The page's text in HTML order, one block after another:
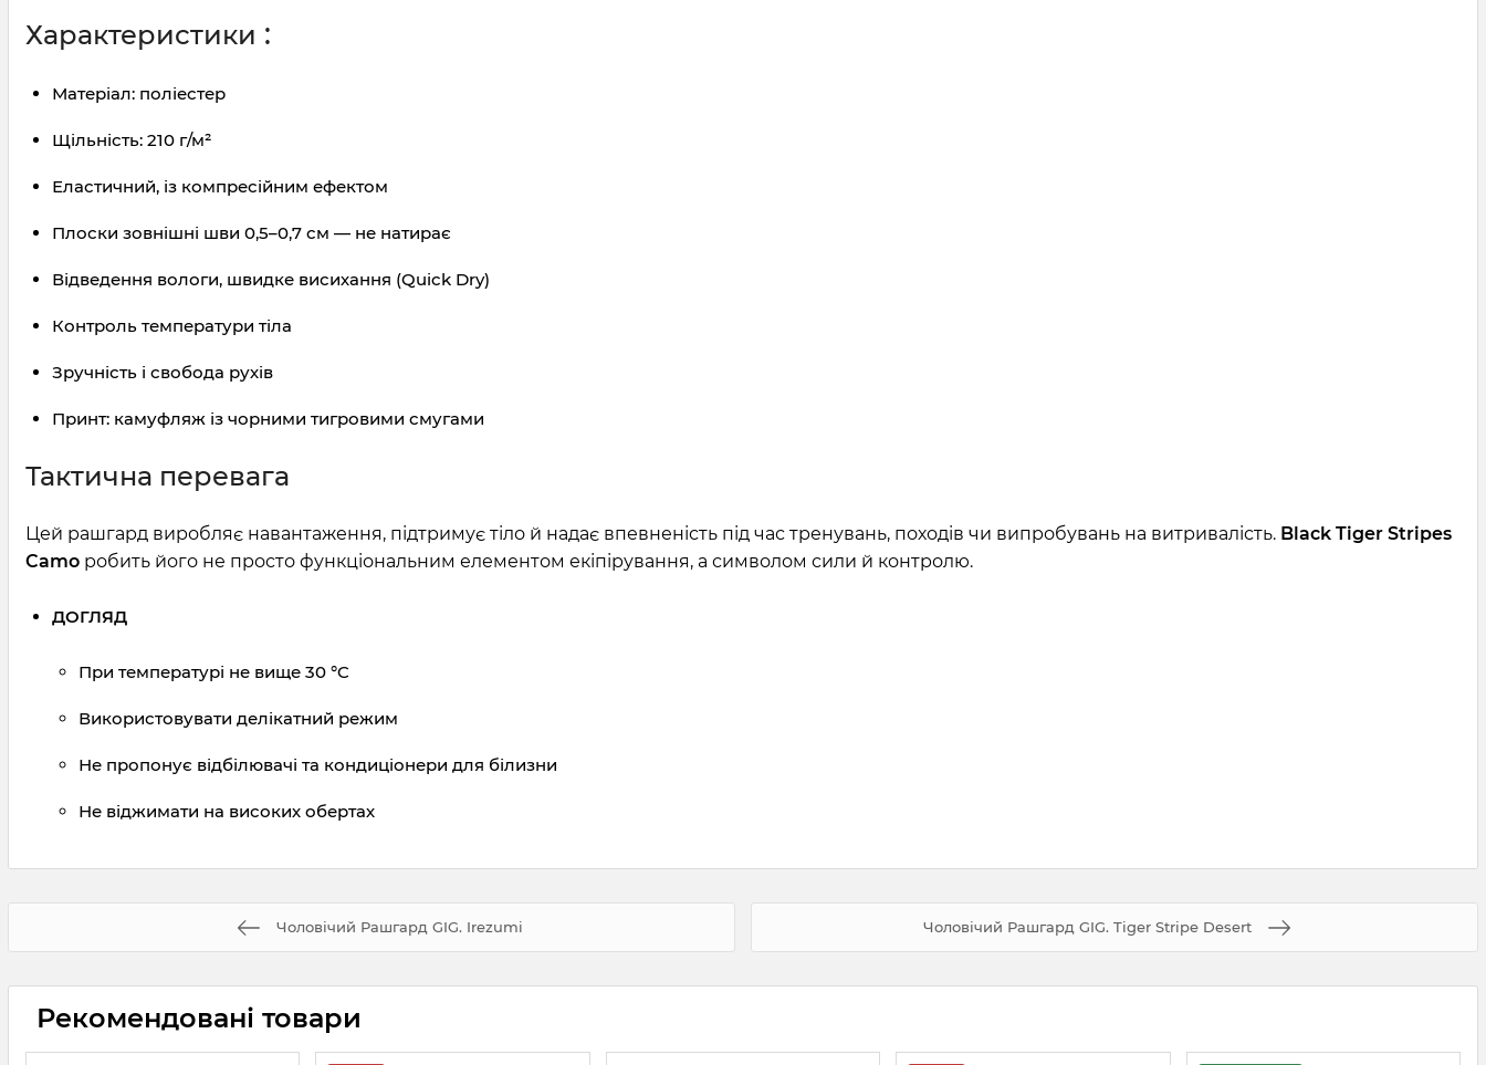
Характеристики :
Матеріал: поліестер
Щільність: 210 г/м²
Еластичний, із компресійним ефектом
Плоски зовнішні шви 0,5–0,7 см — не натирає
Відведення вологи, швидке висихання (Quick Dry)
Контроль температури тіла
Зручність і свобода рухів
Принт: камуфляж із чорними тигровими смугами
Тактична перевага
Цей рашгард виробляє навантаження, підтримує тіло й надає впевненість під час тренувань, походів чи випробувань на витривалість. Black Tiger Stripes
Camo робить його не просто функціональним елементом екіпірування, а символом сили й контролю.
ДОГЛЯД
При температурі не вище 30 °C
Використовувати делікатний режим
Не пропонує відбілювачі та кондиціонери для білизни
Не віджимати на високих обертах
Чоловічий Рашгард GIG. Irezumi Чоловічий Рашгард GIG. Tiger Stripe Desert
Рекомендовані товари